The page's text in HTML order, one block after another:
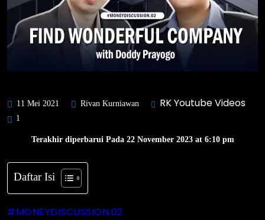
11 Mei 2021 Rivan Kurniawan RK Youtube Videos
1
Terakhir diperbarui Pada 22 November 2023 at 6:10 pm
Daftar Isi
#MONEYDISCUSSION.02